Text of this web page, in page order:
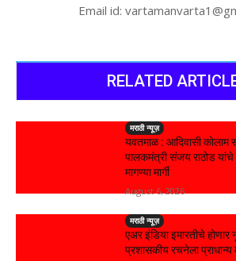
Email id:
RELATED
मराठी न्यूज़
यवतमाळ : आदिवासी कोलाम
पालकमंत्री संजय राठोड यांचे
मागण्या मार्गी
August 6, 2026
मराठी न्यूज़
एअर इंडिया इमारतीचे
प्रशासकीय रचनेला प्राधान्य